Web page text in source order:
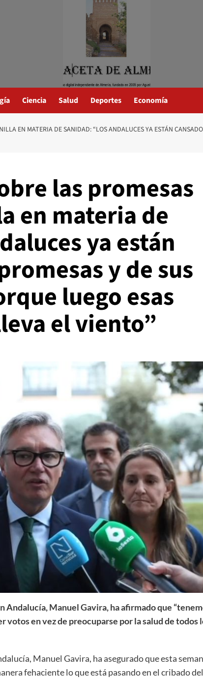
Ciencia Salud Deportes Economía
EN MATERIA DE SANIDAD: “LOS ANDALUCES YA ESTÁN
las promesas
en materia de
ya están
y de sus
luego esas
el viento”
Andalucía, Manuel Gavira, ha afirmado que
votos en vez de preocuparse por la salud de todos
Manuel Gavira, ha asegurado que esta
fehaciente lo que está pasando en el cribado del